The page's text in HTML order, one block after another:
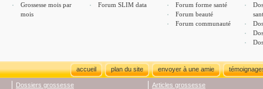
Grossesse mois par
mois
Forum SLIM data
Forum forme santé
Forum beauté
Forum communauté
accueil plan du site envoyer à une amie
Dossiers grossesse
Articles grossesse